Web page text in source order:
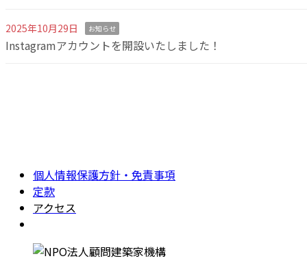
2025年10月29日 お知らせ
Instagramアカウントを開設いたしました！
個人情報保護方針・免責事項
定款
アクセス